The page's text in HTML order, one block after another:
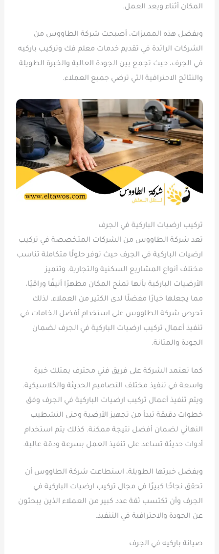
المكان أثناء وبعد العمل.
وبفضل هذه المميزات، أصبحت شركة الطاووس من
الشركات الرائدة في تقديم خدمات معلم فك وتركيب باركيه
في الجرف، حيث تجمع بين الجودة العالية والخبرة الطويلة
والنتائج الاحترافية التي ترضي جميع العملاء.
تركيب ارضيات الباركية في الجرف
تعد شركة الطاووس من الشركات المتخصصة في تركيب
ارضيات الباركية في الجرف حيث توفر حلولًا متكاملة تناسب
مختلف أنواع المشاريع السكنية والتجارية. وتتميز
الأرضيات الباركية بأنها تمنح المكان مظهرًا أنيقًا وراقيًا،
مما يجعلها خيارًا مفضلًا لدى الكثير من العملاء. لذلك
تحرص شركة الطاووس على استخدام أفضل الخامات في
تنفيذ أعمال تركيب ارضيات الباركية في الجرف لضمان
الجودة والمتانة.
كما تعتمد الشركة على فريق فني محترف يمتلك خبرة
واسعة في تنفيذ مختلف التصاميم الحديثة والكلاسيكية.
ويتم تنفيذ أعمال تركيب ارضيات الباركية في الجرف وفق
خطوات دقيقة تبدأ من تجهيز الأرضية وحتى التشطيب
النهائي لضمان أفضل نتيجة ممكنة. كذلك يتم استخدام
أدوات حديثة تساعد على تنفيذ العمل بسرعة ودقة عالية.
وبفضل خبرتها الطويلة، استطاعت شركة الطاووس أن
تحقق نجاحًا كبيرًا في مجال تركيب ارضيات الباركية في
الجرف وأن تكتسب ثقة عدد كبير من العملاء الذين يبحثون
عن الجودة والاحترافية في التنفيذ.
صيانة باركيه في الجرف